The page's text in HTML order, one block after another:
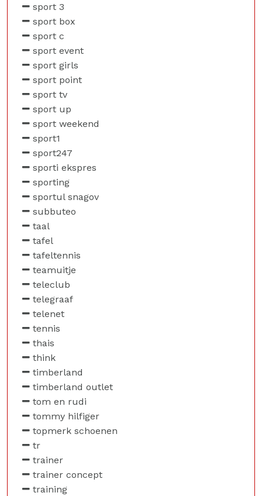
sport 3
sport box
sport c
sport event
sport girls
sport point
sport tv
sport up
sport weekend
sport1
sport247
sporti ekspres
sporting
sportul snagov
subbuteo
taal
tafel
tafeltennis
teamuitje
teleclub
telegraaf
telenet
tennis
thais
think
timberland
timberland outlet
tom en rudi
tommy hilfiger
topmerk schoenen
tr
trainer
trainer concept
training